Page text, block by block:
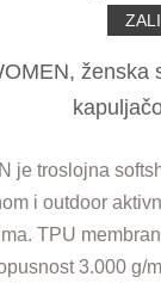
ženska
je troslojna
i outdoor
TPU
3.000 g/